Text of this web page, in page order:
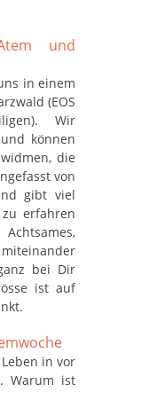
und
in einem
(EOS
Wir
können
die
von
gibt viel
erfahren
bei Dir
ist auf
in vor
Warum ist